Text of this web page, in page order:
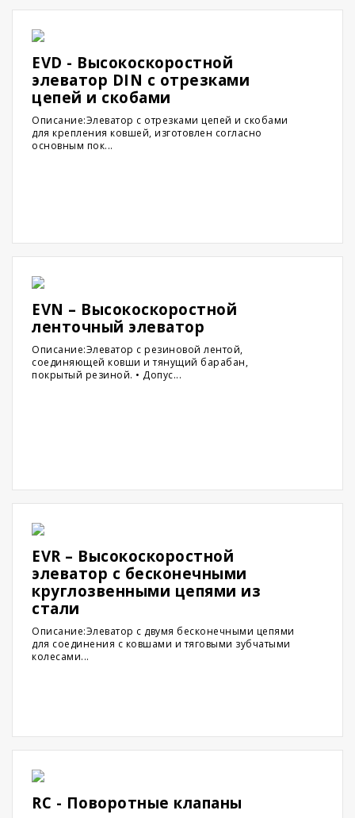
EVD - Высокоскоростной
элеватор DIN с отрезками
цепей и скобами
Описание:Элеватор с отрезками цепей и скобами
для крепления ковшей, изготовлен согласно
основным пок...
EVN – Высокоскоростной
ленточный элеватор
Описание:Элеватор с резиновой лентой,
соединяющей ковши и тянущий барабан,
покрытый резиной. • Допус...
EVR – Высокоскоростной
элеватор с бесконечными
круглозвенными цепями из
стали
Описание:Элеватор с двумя бесконечными цепями
для соединения с ковшами и тяговыми зубчатыми
колесами...
RC - Поворотные клапаны